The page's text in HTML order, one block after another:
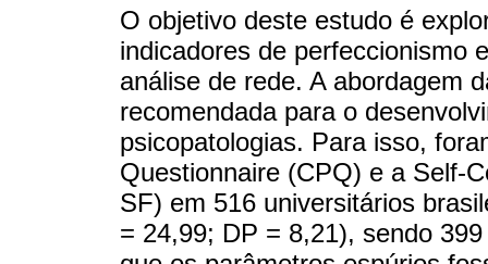
O objetivo deste estudo é
indicadores de perfeccionismo
análise de rede. A abordagem
recomendada para o
psicopatologias. Para isso,
Questionnaire (CPQ) e a Self-
SF) em 516 universitários
= 24,99; DP = 8,21), sendo